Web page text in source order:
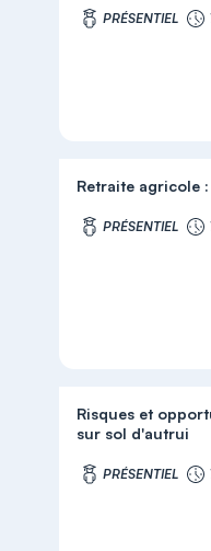
PRÉSENTIEL
Retraite agricole
PRÉSENTIEL
Risques et
sur sol d'autrui
PRÉSENTIEL